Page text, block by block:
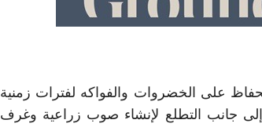
على الخضروات والفواكه لفترات زمنية
إلى جانب التطلع لإنشاء صوب زراعية وغرف